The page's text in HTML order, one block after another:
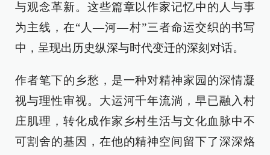
与观念革新。这些篇章以作家记忆中的人与事
为主线，在“人—河—村”三者命运交织的书写
中，呈现出历史纵深与时代变迁的深刻对话。
作者笔下的乡愁，是一种对精神家园的深情凝
视与理性审视。大运河千年流淌，早已融入村
庄肌理，转化成作家乡村生活与文化血脉中不
可割舍的基因，在他的精神空间留下了深深烙